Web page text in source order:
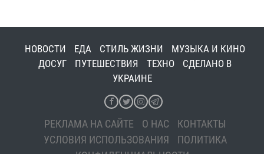
НОВОСТИ ЕДА СТИЛЬ ЖИЗНИ
МУЗЫКА И КИНО
ДОСУГ
ПУТЕШЕСТВИЯ ТЕХНО
СДЕЛАНО В
УКРАИНЕ
РЕКЛАМА НА САЙТЕ О НАС
КОНТАКТЫ
УСЛОВИЯ ИСПОЛЬЗОВАНИЯ
ПОЛИТИКА